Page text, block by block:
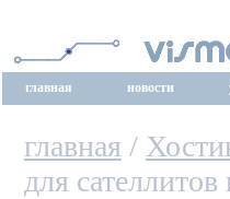
главная новости
главная /
для